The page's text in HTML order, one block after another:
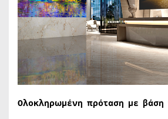
Ολοκληρωμένη πρόταση με